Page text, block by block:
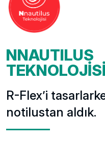
NNAUTILUS
TEKNOLOJİSİ
R-Flex’i
notilustan aldık.